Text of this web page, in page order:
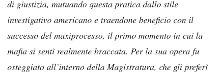
di giustizia, mutuando questa pratica dallo stile
investigativo americano e traendone beneficio con il
successo del maxiprocesso, il primo momento in cui la
mafia si sentì realmente braccata. Per la sua opera fu
osteggiato all’interno della Magistratura, che gli preferì